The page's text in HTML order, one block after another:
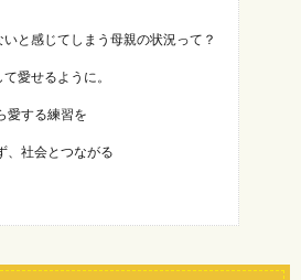
と感じてしまう母親の状況って？
愛せるように。
愛する練習を
、社会とつながる